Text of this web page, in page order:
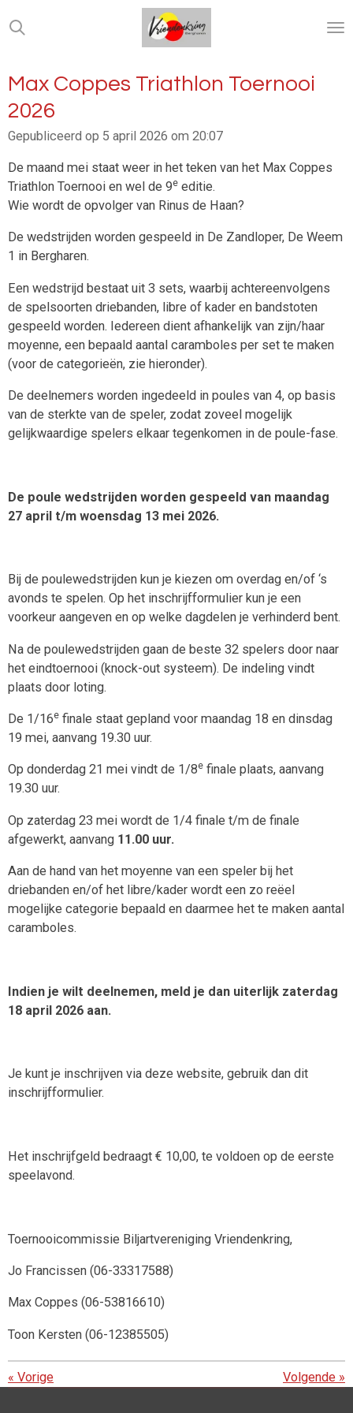
Ga
direct
de
hoofdinhoud
Max Coppes Triathlon Toernooi
2026
Gepubliceerd op 5 april 2026 om 20:07
De maand mei staat weer in het teken van het Max Coppes
Triathlon Toernooi en wel de 9e editie.
Wie wordt de opvolger van Rinus de Haan?
De wedstrijden worden gespeeld in De Zandloper, De Weem
1 in Bergharen.
Een wedstrijd bestaat uit 3 sets, waarbij achtereenvolgens
de spelsoorten driebanden, libre of kader en bandstoten
gespeeld worden. Iedereen dient afhankelijk van zijn/haar
moyenne, een bepaald aantal caramboles per set te maken
(voor de categorieën, zie hieronder).
De deelnemers worden ingedeeld in poules van 4, op basis
van de sterkte van de speler, zodat zoveel mogelijk
gelijkwaardige spelers elkaar tegenkomen in de poule-fase.
De poule wedstrijden worden gespeeld van maandag
27 april t/m woensdag 13 mei 2026.
Bij de poulewedstrijden kun je kiezen om overdag en/of ‘s
avonds te spelen. Op het inschrijfformulier kun je een
voorkeur aangeven en op welke dagdelen je verhinderd bent.
Na de poulewedstrijden gaan de beste 32 spelers door naar
het eindtoernooi (knock-out systeem). De indeling vindt
plaats door loting.
De 1/16e finale staat gepland voor maandag 18 en dinsdag
19 mei, aanvang 19.30 uur.
Op donderdag 21 mei vindt de 1/8e finale plaats, aanvang
19.30 uur.
Op zaterdag 23 mei wordt de 1/4 finale t/m de finale
afgewerkt, aanvang 11.00 uur.
Aan de hand van het moyenne van een speler bij het
driebanden en/of het libre/kader wordt een zo reëel
mogelijke categorie bepaald en daarmee het te maken aantal
caramboles.
Indien je wilt deelnemen, meld je dan uiterlijk zaterdag
18 april 2026 aan.
Je kunt je inschrijven via deze website, gebruik dan dit
inschrijfformulier.
Het inschrijfgeld bedraagt € 10,00, te voldoen op de eerste
speelavond.
Toernooicommissie Biljartvereniging Vriendenkring,
Jo Francissen (06-33317588)
Max Coppes (06-53816610)
Toon Kersten (06-12385505)
« Vorige Volgende »